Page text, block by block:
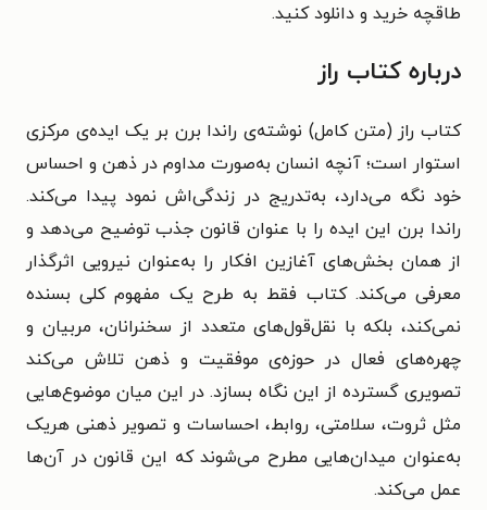
طاقچه خرید و دانلود کنید.
درباره کتاب راز
کتاب راز (متن کامل) نوشته‌ی راندا برن بر یک ایده‌ی مرکزی
استوار است؛ آنچه انسان به‌صورت مداوم در ذهن و احساس
خود نگه می‌دارد، به‌تدریج در زندگی‌اش نمود پیدا می‌کند.
راندا برن این ایده را با عنوان قانون جذب توضیح می‌دهد و
از همان بخش‌های آغازین افکار را به‌عنوان نیرویی اثرگذار
معرفی می‌کند. کتاب فقط به طرح یک مفهوم کلی بسنده
نمی‌کند، بلکه با نقل‌قول‌های متعدد از سخنرانان، مربیان و
چهره‌های فعال در حوزه‌ی موفقیت و ذهن تلاش می‌کند
تصویری گسترده از این نگاه بسازد. در این میان موضوع‌هایی
مثل ثروت، سلامتی، روابط، احساسات و تصویر ذهنی هریک
به‌عنوان میدان‌هایی مطرح می‌شوند که این قانون در آن‌ها
عمل می‌کند.